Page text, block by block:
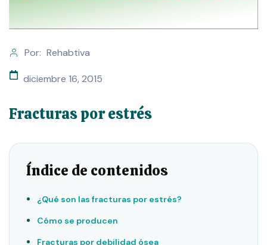
Por: Rehabtiva
diciembre 16, 2015
Fracturas por estrés
Índice de contenidos
¿Qué son las fracturas por estrés?
Cómo se producen
Fracturas por debilidad ósea